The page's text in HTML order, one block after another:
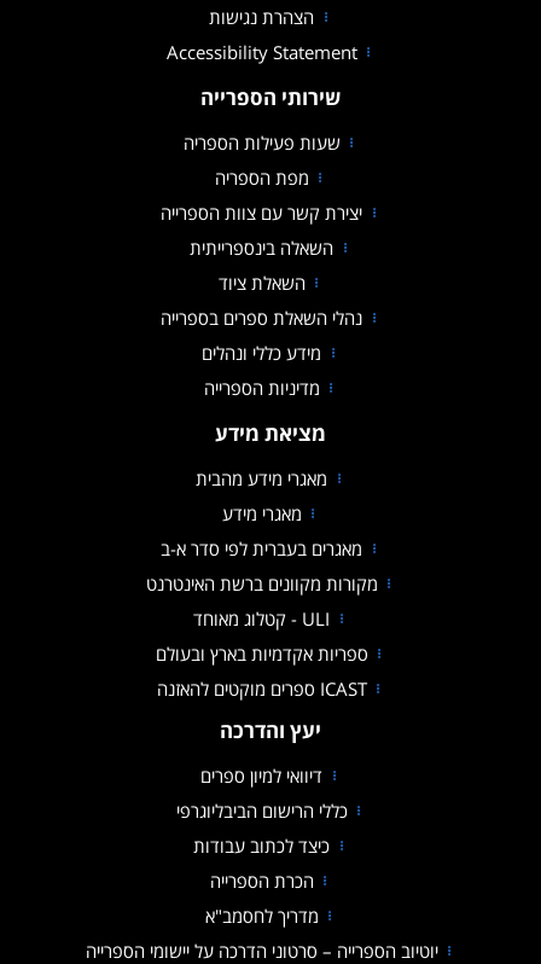
הצהרת נגישות
Accessibility Statement
שירותי הספרייה
שעות פעילות הספריה
מפת הספריה
יצירת קשר עם צוות הספרייה
השאלה בינספרייתית
השאלת ציוד
נהלי השאלת ספרים בספרייה
מידע כללי ונהלים
מדיניות הספרייה
קובץ מסוג PDF
מציאת מידע
מאגרי מידע מהבית
מאגרי מידע
מאגרים בעברית לפי סדר א-ב
מקורות מקוונים ברשת האינטרנט
ULI - קטלוג מאוחד
ספריות אקדמיות בארץ ובעולם
ICAST ספרים מוקטים להאזנה
יעץ והדרכה
דיוואי למיון ספרים
כללי הרישום הביבליוגרפי
כיצד לכתוב עבודות
הכרת הספרייה
מדריך לחסמב"א
קובץ מסוג PDF
יוטיוב הספרייה – סרטוני הדרכה על יישומי הספרייה